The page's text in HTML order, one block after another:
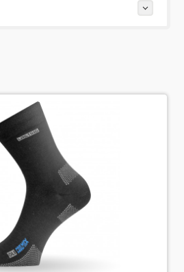
в летний период.
модель. Летом или
зимой - как первый слой
пота.
divas krāsas bet pelēki